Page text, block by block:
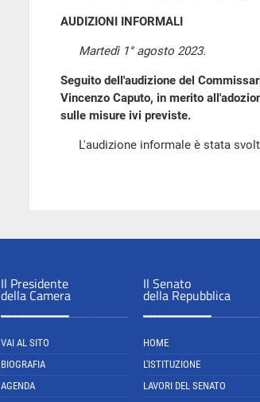
AUDIZIONI INFORMALI
Martedì 1° agosto 2023.
Seguito dell'audizione del
Vincenzo Caputo, in merito
sulle misure ivi previste.
L'audizione informale è stata
Il Presidente
della Camera
VAI AL SITO
BIOGRAFIA
AGENDA
Il Senato
della Repubblica
HOME
L'ISTITUZIONE
LAVORI DEL SENATO